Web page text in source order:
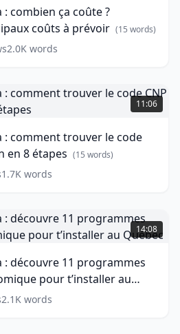
combien ça coûte ?
coûts à prévoir (15 words)
2.0K words
11:06
: comment trouver le code
en 8 étapes (15 words)
1.7K words
14:08
découvre 11 programmes
pour t’installer au
2.1K words